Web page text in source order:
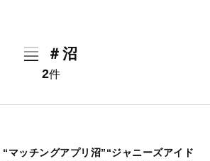
＃沼
2件
“マッチングアプリ沼”“ジャニーズアイド